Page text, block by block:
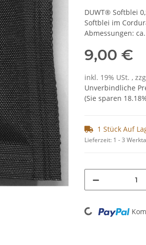
DUWT® Softblei
Softblei im
Abmessungen:
9,00 €
inkl. 19% USt. ,
Unverbindliche
(Sie sparen
1 Stück Auf
Lieferzeit: 1 - 3
Loading...